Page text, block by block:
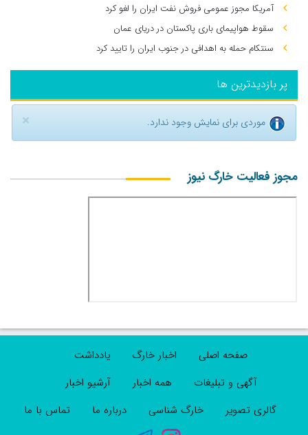
آمریکا مجوز عمومی فروش نفت ایران را لغو کرد
سقوط هواپیمای باری پاکستان در دریای عمان
سنتکام حمله به اهدافی در جنوب ایران را تایید کرد
پر بازدیدترین ها
× موردی برای نمایش وجود ندارد.
مجوز فعالیت خارگ نیوز
صفحه اصلی اخبار خارگ
یادداشت
آگهی و تبلیغات
همه اخبار
آرشیو اخبار
گالری تصویر
خارگ شناسی درباره ما تماس با ما